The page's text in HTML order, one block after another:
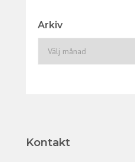
Arkiv
Kontakt